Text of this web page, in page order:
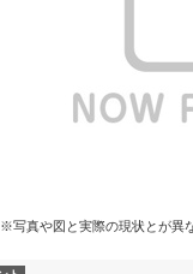
※写真や図と実際の現状とが異